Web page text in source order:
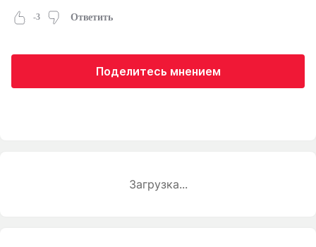
-3 Ответить
Поделитесь мнением
Загрузка...